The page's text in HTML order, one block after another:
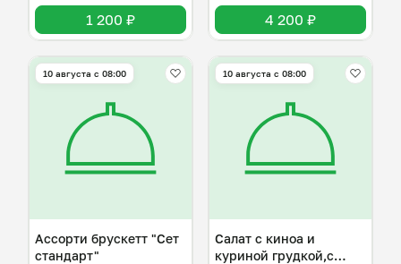
1 200 ₽ 4 200 ₽
10 августа с 08:00
Ассорти брускетт "Сет
стандарт"
10 августа с 08:00
Салат с киноа и
куриной грудкой,с